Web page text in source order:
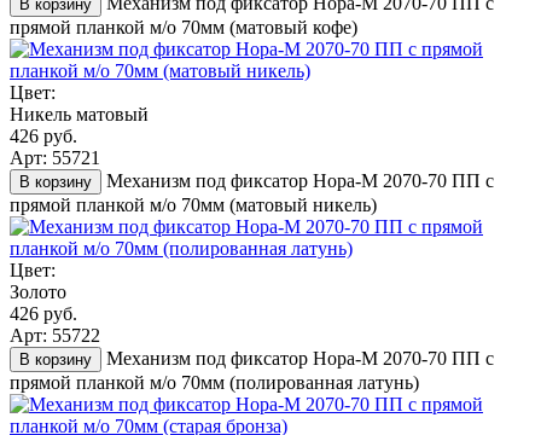
В корзину
прямой планкой м/о 70мм (матовый кофе)
Цвет:
Никель матовый
426 руб.
Арт: 55721
В корзину
Механизм под фиксатор Нора-М 2070-70 ПП с
прямой планкой м/о 70мм (матовый никель)
Цвет:
Золото
426 руб.
Арт: 55722
В корзину
Механизм под фиксатор Нора-М 2070-70 ПП с
прямой планкой м/о 70мм (полированная латунь)